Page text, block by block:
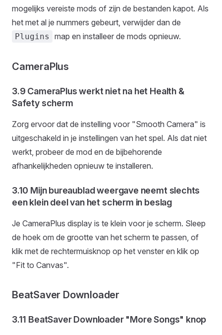
mogelijks vereiste mods of zijn de bestanden kapot. Als
het met al je nummers gebeurt, verwijder dan de
Plugins map en installeer de mods opnieuw.
CameraPlus
3.9 CameraPlus werkt niet na het Health &
Safety scherm
Zorg ervoor dat de instelling voor "Smooth Camera" is
uitgeschakeld in je instellingen van het spel. Als dat niet
werkt, probeer de mod en de bijbehorende
afhankelijkheden opnieuw te installeren.
3.10 Mijn bureaublad weergave neemt slechts
een klein deel van het scherm in beslag
Je CameraPlus display is te klein voor je scherm. Sleep
de hoek om de grootte van het scherm te passen, of
klik met de rechtermuisknop op het venster en klik op
"Fit to Canvas".
BeatSaver Downloader
3.11 BeatSaver Downloader "More Songs" knop